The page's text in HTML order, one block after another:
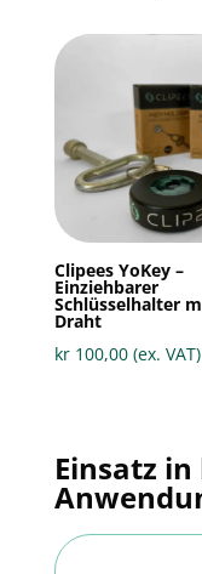
Clipees YoKey –
Einziehbarer
Schlüsselhalter
Draht
kr100,00 (ex. VAT)
Einsatz